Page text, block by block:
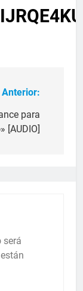
Anterior:
para
[AUDIO]
será